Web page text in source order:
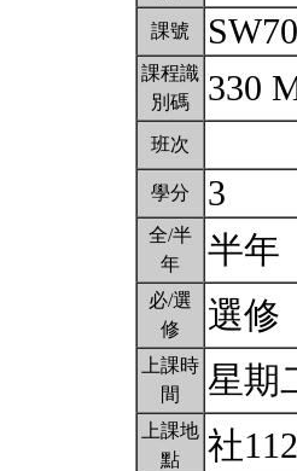
課號
課程識
別碼
330
班次
學分 3
全/半
年
半年
必/選
修
選修
上課時
間
星期
上課地
點
社112